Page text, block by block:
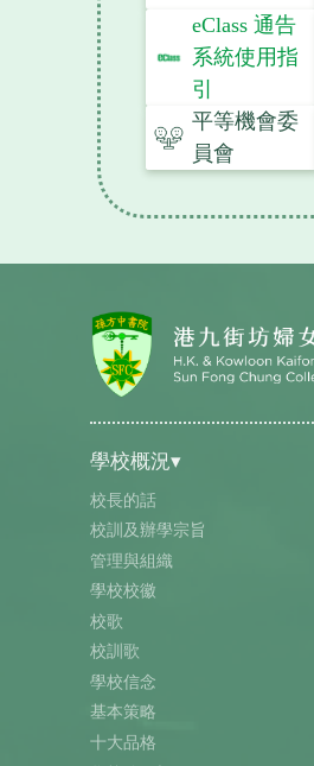
eClass 通告
系統使用指
引
平等機會委
員會
學校概況▾
校長的話
校訓及辦學宗旨
管理與組織
學校校徽
校歌
校訓歌
學校信念
基本策略
十大品格